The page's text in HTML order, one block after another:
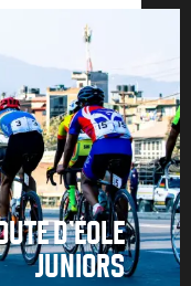
D'ÉOLE
JUNIORS